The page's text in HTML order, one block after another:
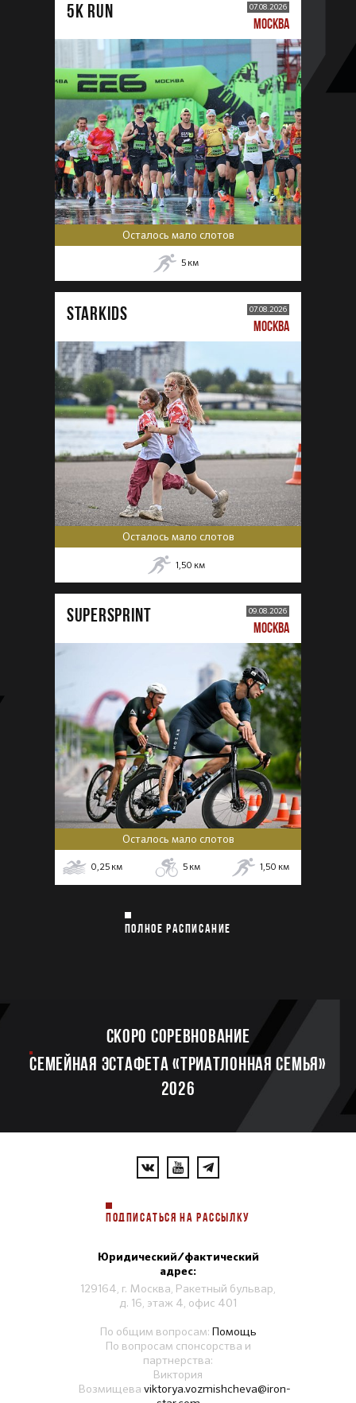
5К RUN 07.08.2026
МОСКВА
Осталось мало слотов
5 км
STARKIDS 07.08.2026
МОСКВА
Осталось мало слотов
1,50 км
SUPERSPRINT 09.08.2026
МОСКВА
Осталось мало слотов
0,25 км 5 км 1,50 км
ПОЛНОЕ РАСПИСАНИЕ
Скоро соревнование
Семейная эстафета «Триатлонная семья»
2026
ПОДПИСАТЬСЯ НА РАССЫЛКУ
Юридический/фактический
адрес:
129164, г. Москва, Ракетный бульвар,
д. 16, этаж 4, офис 401
По общим вопросам: Помощь
По вопросам спонсорства и
партнерства:
Виктория
Возмищева viktorya.vozmishcheva@iron-